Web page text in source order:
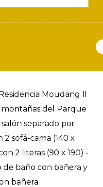
Moudang II
montañas del Parque
separado por
sofá-cama (140 x
2 literas (90 x 190) -
de baño con bañera y
bañera.